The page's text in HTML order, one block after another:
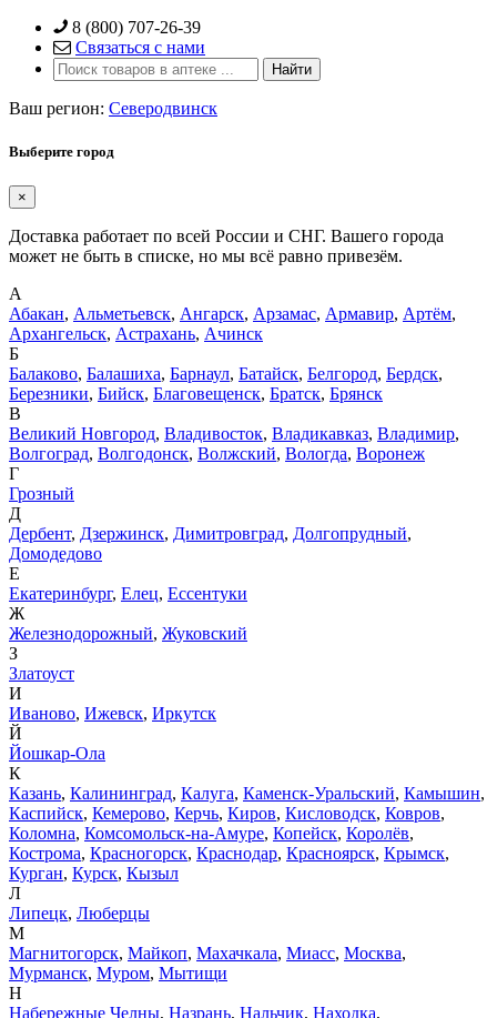
Skip
content
8 (800) 707-26-39
Связаться с нами
Ваш регион: Северодвинск
Выберите город
×
Доставка работает по всей России и СНГ. Вашего города
может не быть в списке, но мы всё равно привезём.
А
Абакан, Альметьевск, Ангарск, Арзамас, Армавир, Артём,
Архангельск, Астрахань, Ачинск
Б
Балаково, Балашиха, Барнаул, Батайск, Белгород, Бердск,
Березники, Бийск, Благовещенск, Братск, Брянск
В
Великий Новгород, Владивосток, Владикавказ, Владимир,
Волгоград, Волгодонск, Волжский, Вологда, Воронеж
Г
Грозный
Д
Дербент, Дзержинск, Димитровград, Долгопрудный,
Домодедово
Е
Екатеринбург, Елец, Ессентуки
Ж
Железнодорожный, Жуковский
З
Златоуст
И
Иваново, Ижевск, Иркутск
Й
Йошкар-Ола
К
Казань, Калининград, Калуга, Каменск-Уральский, Камышин,
Каспийск, Кемерово, Керчь, Киров, Кисловодск, Ковров,
Коломна, Комсомольск-на-Амуре, Копейск, Королёв,
Кострома, Красногорск, Краснодар, Красноярск, Крымск,
Курган, Курск, Кызыл
Л
Липецк, Люберцы
М
Магнитогорск, Майкоп, Махачкала, Миасс, Москва,
Мурманск, Муром, Мытищи
Н
Набережные Челны, Назрань, Нальчик, Находка,